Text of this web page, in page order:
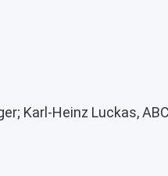
Karl-Heinz Luckas,